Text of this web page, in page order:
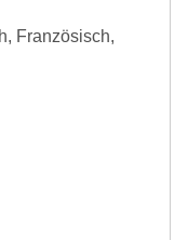
Französisch,